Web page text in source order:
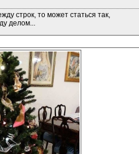
строк, то может статься так,
делом...